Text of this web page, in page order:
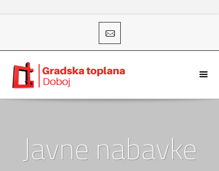
Javne nabavke